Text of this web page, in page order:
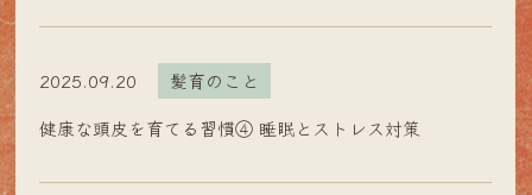
2025.09.20
健康な頭皮を育てる習慣④ 睡眠とストレス対策
髪育のこと